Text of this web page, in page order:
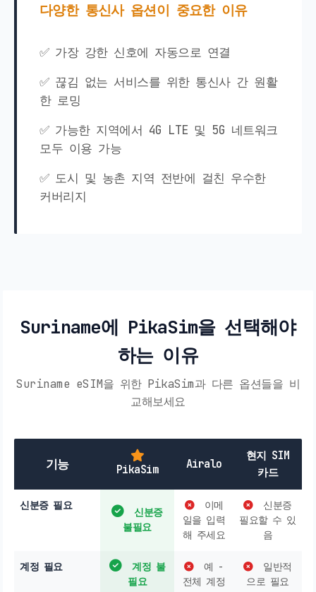
다양한 통신사 옵션이 중요한 이유
✅ 가장 강한 신호에 자동으로 연결
✅ 끊김 없는 서비스를 위한 통신사 간 원활
한 로밍
✅ 가능한 지역에서 4G LTE 및 5G 네트워크
모두 이용 가능
✅ 도시 및 농촌 지역 전반에 걸친 우수한
커버리지
Suriname에 PikaSim을 선택해야
하는 이유
Suriname eSIM을 위한 PikaSim과 다른 옵션들을 비
교해보세요
기능 PikaSim Airalo
현지 SIM
카드
신분증 필요
신분증
불필요
이메
일을 입력
해 주세요
신분증
필요할 수 있
음
계정 필요
계정 불
필요
예 -
전체 계정
일반적
으로 필요